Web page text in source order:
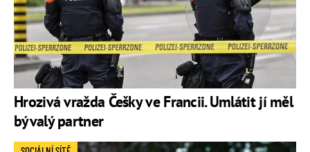
Hrozivá vražda Češky ve Francii. Umlátit jí měl
bývalý partner